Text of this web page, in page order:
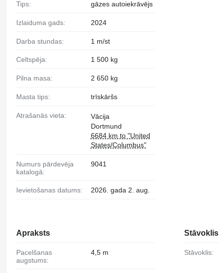
Tips: gāzes autoiekrāvējs
Izlaiduma gads: 2024
Darba stundas: 1 m/st
Celtspēja: 1 500 kg
Pilna masa: 2 650 kg
Masta tips: trīskāršs
Atrašanās vieta:
Vācija
Dortmund
6684 km to "United
States/Columbus"
Numurs pārdevēja
katalogā:
9041
Ievietošanas datums: 2026. gada 2. aug.
Apraksts
Pacelšanas
augstums:
4,5 m
Stāvoklis
Stāvoklis: